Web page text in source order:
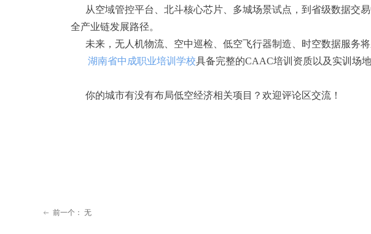
从空域管控平台、北斗核心芯片、多城场景试点，到省级数据交
全产业链发展路径。
未来，无人机物流、空中巡检、低空飞行器制造、时空数据服务
湖南省中成职业培训学校具备完整的CAAC培训资质以及实训场
你的城市有没有布局低空经济相关项目？欢迎评论区交流！
ꂃ 前一个： 无